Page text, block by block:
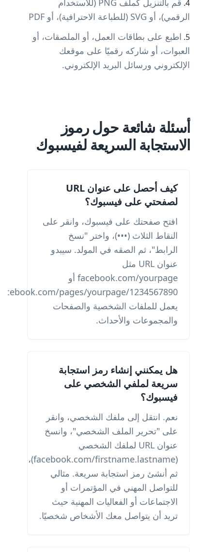
قم بالتنزيل كملف PNG (للاستخدام
الرقمي)، أو SVG (للطباعة الاحترافية)، أو PDF
اطبع على بطاقات العمل، أو الملصقات، أو
العبوات، أو شاركه رقميًا على موقعك
الإلكتروني ورسائل البريد الإلكتروني.
أسئلة شائعة حول رموز
الاستجابة السريعة لفيسبوك
كيف أحصل على عنوان URL
لصفحتي على فيسبوك؟
افتح صفحتك على فيسبوك، وانقر على
النقاط الثلاث (•••)، واختر "نسخ
الرابط"، ثم الصقه في المولد. سيبدو
عنوان URL مثل
facebook.com/yourpage أو
يعمل للملفات الشخصية والصفحات
والمجموعات والأحداث.
هل يمكنني إنشاء رمز استجابة
سريعة لملفي الشخصي على
فيسبوك؟
نعم. انتقل إلى ملفك الشخصي، وانقر
على "تحرير الملف الشخصي"، وانسخ
عنوان URL لملفك الشخصي
(facebook.com/firstname.lastname)،
ثم أنشئ رمز استجابة سريعة. مثالي
للتواصل المهني في المؤتمرات أو
الاجتماعات أو الفعاليات المهنية حيث
تريد أن يتواصل معك الأشخاص شخصيًا.